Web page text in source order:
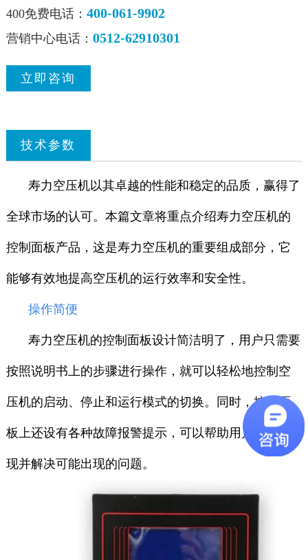
400免费电话： 400-061-9902
营销中心电话： 0512-62910301
立即咨询
技术参数
寿力空压机以其卓越的性能和稳定的品质，赢得了
全球市场的认可。本篇文章将重点介绍寿力空压机的
控制面板产品，这是寿力空压机的重要组成部分，它
能够有效地提高空压机的运行效率和安全性。
操作简便
寿力空压机的控制面板设计简洁明了，用户只需要
按照说明书上的步骤进行操作，就可以轻松地控制空
压机的启动、停止和运行模式的切换。同时，控制面
板上还设有各种故障报警提示，可以帮助用户及时发
现并解决可能出现的问题。